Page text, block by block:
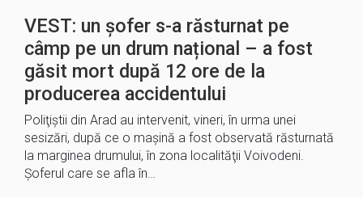
VEST: un șofer s-a răsturnat pe
câmp pe un drum național – a fost
găsit mort după 12 ore de la
producerea accidentului
Poliţiştii din Arad au intervenit, vineri, în urma unei
sesizări, după ce o maşină a fost observată răsturnată
la marginea drumului, în zona localităţii Voivodeni.
Şoferul care se afla în…